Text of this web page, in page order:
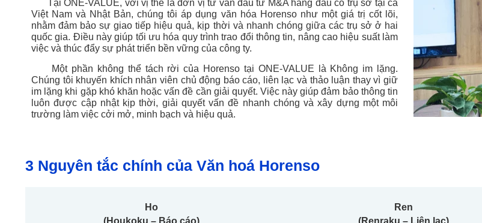
Tại ONE-VALUE, với vị thế là đơn vị tư vấn đầu tư M&A hàng đầu có trụ sở tại cả
Việt Nam và Nhật Bản, chúng tôi áp dụng văn hóa Horenso như một giá trị cốt lõi,
nhằm đảm bảo sự giao tiếp hiệu quả, kịp thời và nhanh chóng giữa các trụ sở ở hai
quốc gia. Điều này giúp tối ưu hóa quy trình trao đổi thông tin, nâng cao hiệu suất làm
việc và thúc đẩy sự phát triển bền vững của công ty.
Một phần không thể tách rời của Horenso tại ONE-VALUE là Không im lặng.
Chúng tôi khuyến khích nhân viên chủ động báo cáo, liên lạc và thảo luận thay vì giữ
im lặng khi gặp khó khăn hoặc vấn đề cần giải quyết. Việc này giúp đảm bảo thông tin
luôn được cập nhật kịp thời, giải quyết vấn đề nhanh chóng và xây dựng một môi
trường làm việc cởi mở, minh bạch và hiệu quả.
3 Nguyên tắc chính của Văn hoá Horenso
Ho
(Houkoku – Báo cáo)
Ren
(Renraku – Liên lạc)